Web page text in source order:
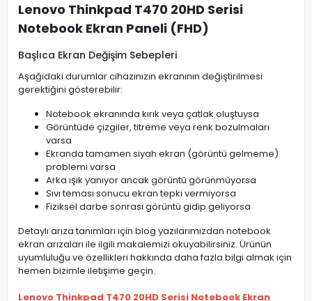
Lenovo Thinkpad T470 20HD Serisi
Notebook Ekran Paneli (FHD)
Başlıca Ekran Değişim Sebepleri
Aşağıdaki durumlar cihazınızın ekranının değiştirilmesi
gerektiğini gösterebilir:
Notebook ekranında kırık veya çatlak oluştuysa
Görüntüde çizgiler, titreme veya renk bozulmaları
varsa
Ekranda tamamen siyah ekran (görüntü gelmeme)
problemi varsa
Arka ışık yanıyor ancak görüntü görünmüyorsa
Sıvı teması sonucu ekran tepki vermiyorsa
Fiziksel darbe sonrası görüntü gidip geliyorsa
Detaylı arıza tanımları için blog yazılarımızdan notebook
ekran arızaları ile ilgili makalemizi okuyabilirsiniz. Ürünün
uyumluluğu ve özellikleri hakkında daha fazla bilgi almak için
hemen bizimle iletişime geçin.
Lenovo Thinkpad T470 20HD Serisi Notebook Ekran